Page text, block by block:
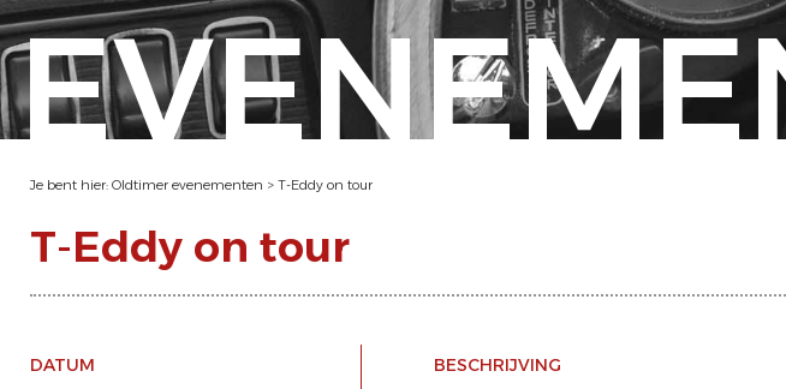
Je bent hier: Oldtimer evenementen > T-Eddy on tour
T-Eddy on tour
DATUM
BESCHRIJVING